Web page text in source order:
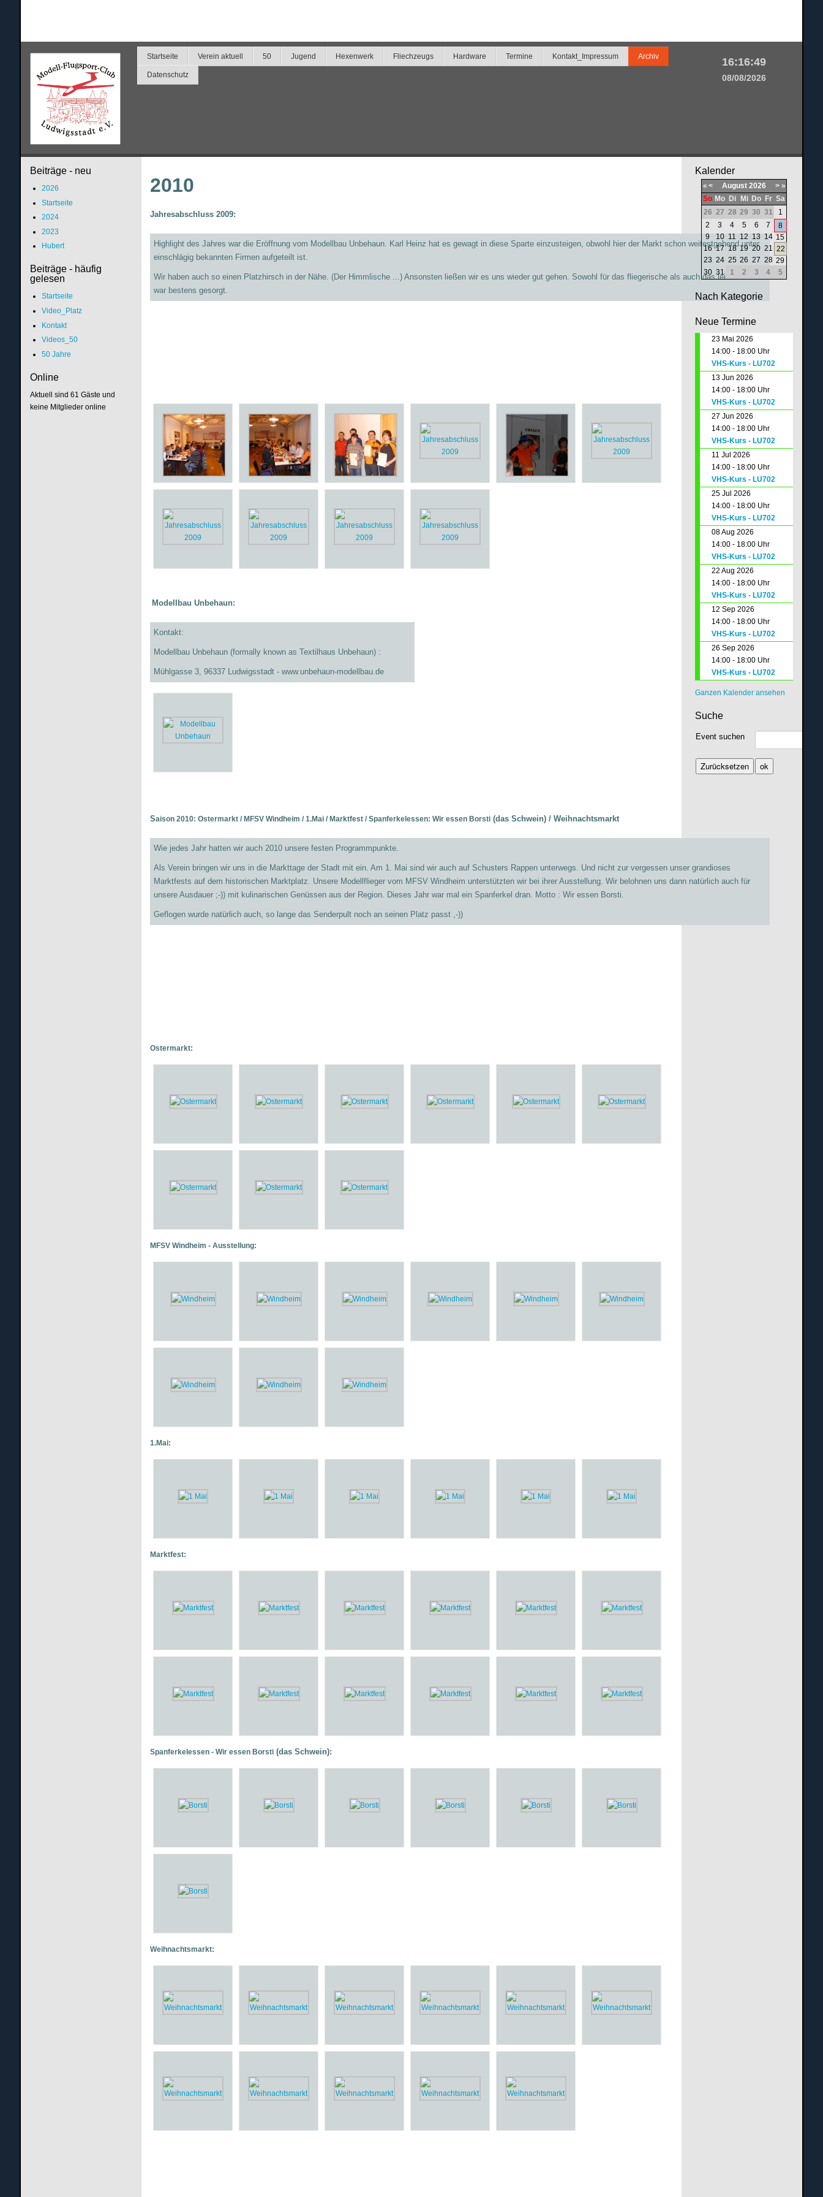
Startseite Verein aktuell 50 Jugend Hexenwerk Fliechzeugs Hardware Termine Kontakt_Impressum Archiv
Datenschutz
16:16:50
08/08/2026
2010
Jahresabschluss 2009:
Highlight des Jahres war die Eröffnung vom Modellbau Unbehaun. Karl Heinz hat es gewagt in diese Sparte einzusteigen, obwohl hier der Markt schon weitestgehend unter
einschlägig bekannten Firmen aufgeteilt ist.
Wir haben auch so einen Platzhirsch in der Nähe. (Der Himmlische ...) Ansonsten ließen wir es uns wieder gut gehen. Sowohl für das fliegerische als auch das leibliche Wohl
war bestens gesorgt.
Modellbau Unbehaun:
Kontakt:
Modellbau Unbehaun (formally known as Textilhaus Unbehaun) :
Mühlgasse 3, 96337 Ludwigsstadt - www.unbehaun-modellbau.de
Saison 2010: Ostermarkt / MFSV Windheim / 1.Mai / Marktfest / Spanferkelessen: Wir essen Borsti (das Schwein) / Weihnachtsmarkt
Wie jedes Jahr hatten wir auch 2010 unsere festen Programmpunkte.
Als Verein bringen wir uns in die Markttage der Stadt mit ein. Am 1. Mai sind wir auch auf Schusters Rappen unterwegs. Und nicht zur vergessen unser grandioses
Marktfests auf dem historischen Marktplatz. Unsere Modellflieger vom MFSV Windheim unterstützten wir bei ihrer Ausstellung. Wir belohnen uns dann natürlich auch für
unsere Ausdauer ;-)) mit kulinarischen Genüssen aus der Region. Dieses Jahr war mal ein Spanferkel dran. Motto : Wir essen Borsti.
Geflogen wurde natürlich auch, so lange das Senderpult noch an seinen Platz passt ,-))
Ostermarkt:
MFSV Windheim - Ausstellung:
1.Mai:
Marktfest:
Spanferkelessen - Wir essen Borsti (das Schwein):
Weihnachtsmarkt:
Beiträge - neu
2026
Startseite
2024
2023
Hubert
Beiträge - häufig
gelesen
Startseite
Video_Platz
Kontakt
Videos_50
50 Jahre
Online
Aktuell sind 61 Gäste und
keine Mitglieder online
Kalender
« < August 2026 > »
So Mo Di Mi Do Fr Sa
26 27 28 29 30 31
1
2
3 4 5 6 7
8
9
10 11 12 13 14 15
16 17 18 19 20 21 22
23 24 25 26 27 28 29
30 31 1 2 3 4 5
Nach Kategorie
Neue Termine
23 Mai 2026
14:00 - 18:00 Uhr
VHS-Kurs - LU702
13 Jun 2026
14:00 - 18:00 Uhr
VHS-Kurs - LU702
27 Jun 2026
14:00 - 18:00 Uhr
VHS-Kurs - LU702
11 Jul 2026
14:00 - 18:00 Uhr
VHS-Kurs - LU702
25 Jul 2026
14:00 - 18:00 Uhr
VHS-Kurs - LU702
08 Aug 2026
14:00 - 18:00 Uhr
VHS-Kurs - LU702
22 Aug 2026
14:00 - 18:00 Uhr
VHS-Kurs - LU702
12 Sep 2026
14:00 - 18:00 Uhr
VHS-Kurs - LU702
26 Sep 2026
14:00 - 18:00 Uhr
VHS-Kurs - LU702
Ganzen Kalender ansehen
Suche
Event suchen